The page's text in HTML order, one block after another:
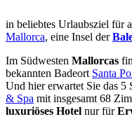
in beliebtes Urlaubsziel für
Mallorca, eine Insel der
Im Südwesten Mallorcas
bekannten Badeort Santa
Und hier erwartet Sie das 5
& Spa mit insgesamt 68
luxuriöses Hotel nur für